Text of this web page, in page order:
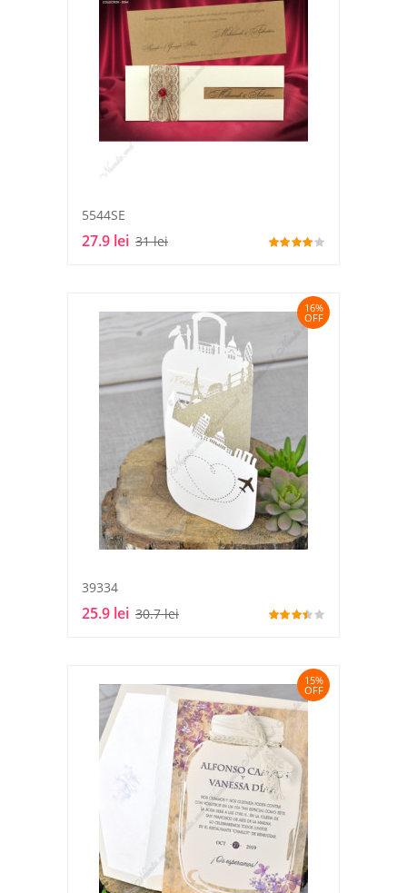
5544SE
27.9 lei 31 lei
16%
OFF
39334
25.9 lei 30.7 lei
15%
OFF